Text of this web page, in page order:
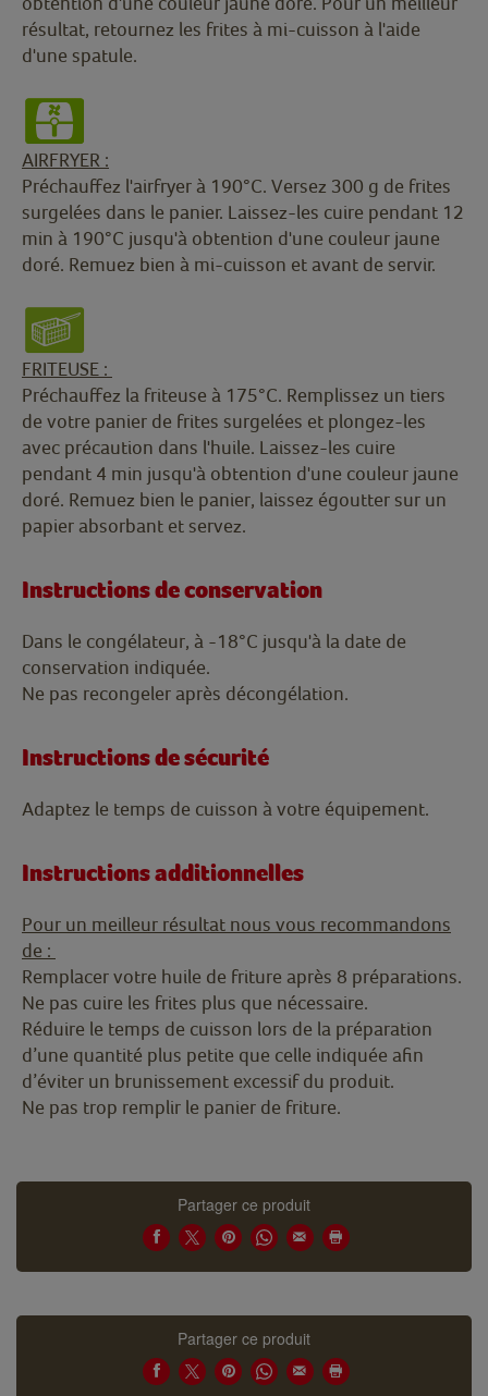
résultat, retournez les frites à mi-cuisson à l'aide
d'une spatule.
AIRFRYER :
Préchauffez l'airfryer à 190°C. Versez 300 g de frites
surgelées dans le panier. Laissez-les cuire pendant 12
min à 190°C jusqu'à obtention d'une couleur jaune
doré. Remuez bien à mi-cuisson et avant de servir.
FRITEUSE :
Préchauffez la friteuse à 175°C. Remplissez un tiers
de votre panier de frites surgelées et plongez-les
avec précaution dans l'huile. Laissez-les cuire
pendant 4 min jusqu'à obtention d'une couleur jaune
doré. Remuez bien le panier, laissez égoutter sur un
papier absorbant et servez.
Instructions de conservation
Dans le congélateur, à -18°C jusqu'à la date de
conservation indiquée.
Ne pas recongeler après décongélation.
Instructions de sécurité
Adaptez le temps de cuisson à votre équipement.
Instructions additionnelles
Pour un meilleur résultat nous vous recommandons
de :
Remplacer votre huile de friture après 8 préparations.
Ne pas cuire les frites plus que nécessaire.
Réduire le temps de cuisson lors de la préparation
d’une quantité plus petite que celle indiquée afin
d’éviter un brunissement excessif du produit.
Ne pas trop remplir le panier de friture.
Partager ce produit
Partager ce produit